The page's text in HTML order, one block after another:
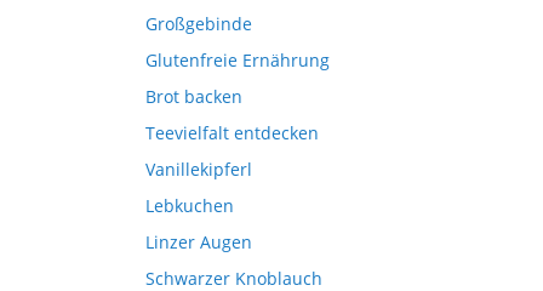
Großgebinde
Glutenfreie Ernährung
Brot backen
Teevielfalt entdecken
Vanillekipferl
Lebkuchen
Linzer Augen
Schwarzer Knoblauch